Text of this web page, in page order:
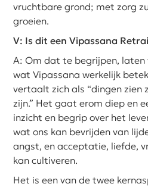
vruchtbare grond; met zorg
groeien.
V: Is dit een Vipassana
A: Om dat te begrijpen, laten
wat Vipassana werkelijk
vertaalt zich als “dingen zien
zijn.” Het gaat erom diep en
inzicht en begrip over het
wat ons kan bevrijden van
angst, en acceptatie, liefde,
kan cultiveren.
Het is een van de twee